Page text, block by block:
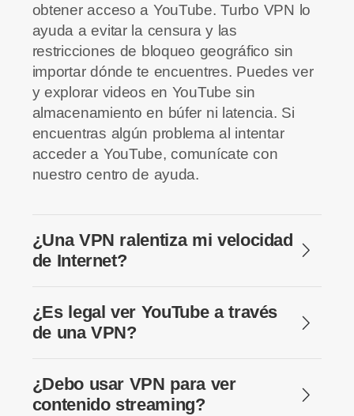
obtener acceso a YouTube. Turbo VPN lo
ayuda a evitar la censura y las
restricciones de bloqueo geográfico sin
importar dónde te encuentres. Puedes ver
y explorar videos en YouTube sin
almacenamiento en búfer ni latencia. Si
encuentras algún problema al intentar
acceder a YouTube, comunícate con
nuestro centro de ayuda.
¿Una VPN ralentiza mi velocidad
de Internet?
¿Es legal ver YouTube a través
de una VPN?
¿Debo usar VPN para ver
contenido streaming?